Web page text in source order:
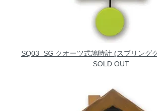
SQ03_SG クオーツ式鳩時計 (スプリング
SOLD OUT